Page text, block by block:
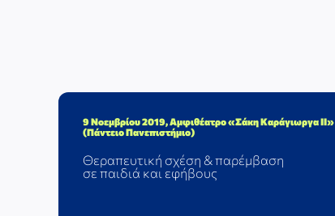
9 Νοεμβρίου 2019, Αμφιθέατρο «Σάκη Καράγιωργα ΙΙ»
(Πάντειο Πανεπιστήμιο)
Θεραπευτική σχέση & παρέμβαση
σε παιδιά και εφήβους